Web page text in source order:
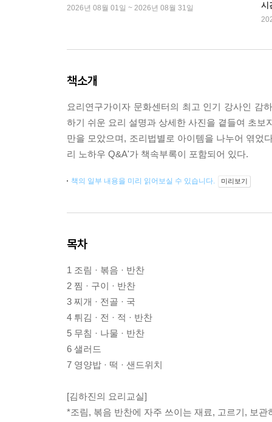
2026년 08월 01일 ~ 2026년 08월 31일
시
책소개
요리연구가이자 문화센터의 최고 인기 강사인 감
하기 쉬운 요리 설명과 상세한 사진을 곁들여 초
만을 모았으며, 조리법별로 아이템을 나누어 엮었
리 노하우 Q&A'가 책속부록이 포함되어 있다.
책의 일부 내용을 미리 읽어보실 수 있습니다. 미리보기
목차
1 조림 · 볶음 · 반찬
2 찜 · 구이 · 반찬
3 찌개 · 전골 · 국
4 튀김 · 전 · 적 · 반찬
5 무침 · 나물 · 반찬
6 샐러드
7 영양밥 · 떡 · 샌드위치
[김하진의 요리교실]
*조림, 볶음 반찬에 자주 쓰이는 재료, 고르기, 보관